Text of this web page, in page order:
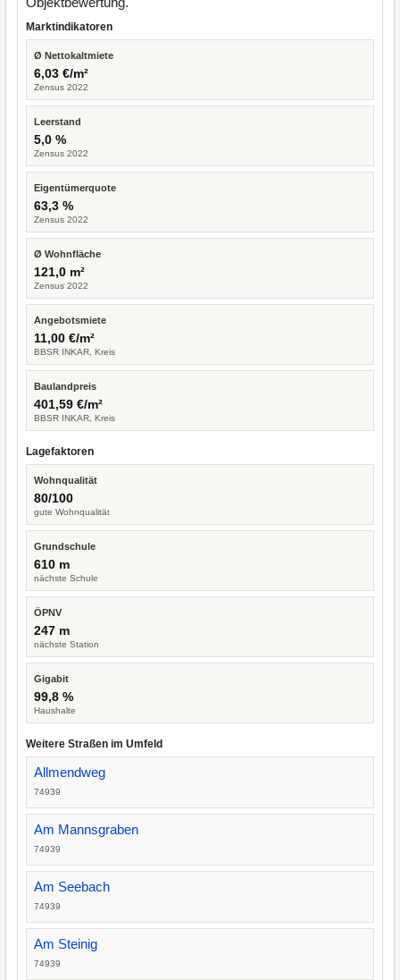
Marktindikatoren
Ø Nettokaltmiete
6,03 €/m²
Zensus 2022
Leerstand
5,0 %
Zensus 2022
Eigentümerquote
63,3 %
Zensus 2022
Ø Wohnfläche
121,0 m²
Zensus 2022
Angebotsmiete
11,00 €/m²
BBSR INKAR, Kreis
Baulandpreis
401,59 €/m²
BBSR INKAR, Kreis
Lagefaktoren
Wohnqualität
80/100
gute Wohnqualität
Grundschule
610 m
nächste Schule
ÖPNV
247 m
nächste Station
Gigabit
99,8 %
Haushalte
Weitere Straßen im Umfeld
Allmendweg
74939
Am Mannsgraben
74939
Am Seebach
74939
Am Steinig
74939